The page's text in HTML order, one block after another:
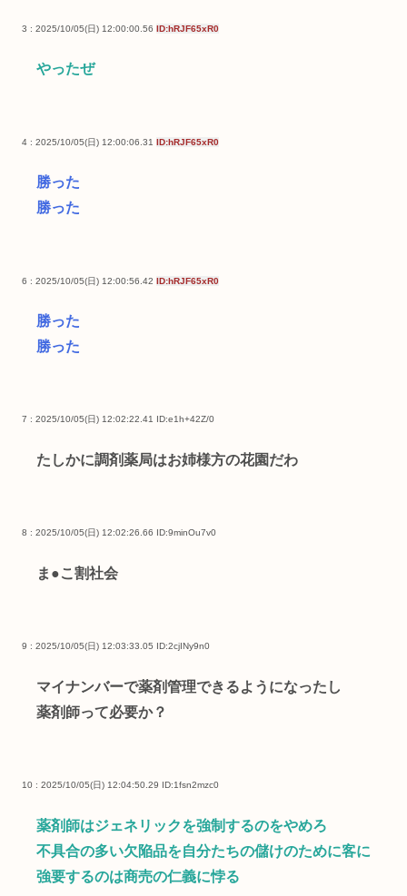
3 : 2025/10/05(日) 12:00:00.56 ID:hRJF65xR0
やったぜ
4 : 2025/10/05(日) 12:00:06.31 ID:hRJF65xR0
勝った
勝った
6 : 2025/10/05(日) 12:00:56.42 ID:hRJF65xR0
勝った
勝った
7 : 2025/10/05(日) 12:02:22.41 ID:e1h+42Z/0
たしかに調剤薬局はお姉様方の花園だわ
8 : 2025/10/05(日) 12:02:26.66 ID:9minOu7v0
ま●こ割社会
9 : 2025/10/05(日) 12:03:33.05 ID:2cjINy9n0
マイナンバーで薬剤管理できるようになったし
薬剤師って必要か？
10 : 2025/10/05(日) 12:04:50.29 ID:1fsn2mzc0
薬剤師はジェネリックを強制するのをやめろ
不具合の多い欠陥品を自分たちの儲けのために客に
強要するのは商売の仁義に悖る